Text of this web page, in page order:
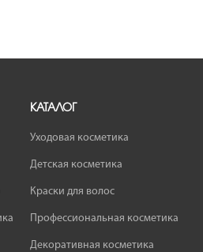
КАТАЛОГ
Уходовая косметика
Детская косметика
Краски для волос
Профессиональная косметика
Декоративная косметика